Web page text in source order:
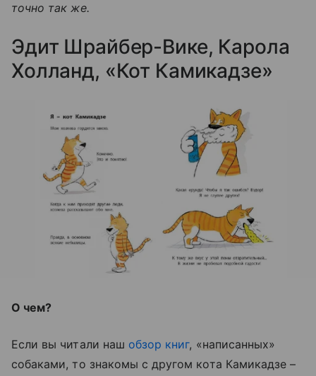
точно так же.
Эдит Шрайбер-Вике, Карола
Холланд, «Кот Камикадзе»
О чем?
Если вы читали наш обзор книг, «написанных»
собаками, то знакомы с другом кота Камикадзе –